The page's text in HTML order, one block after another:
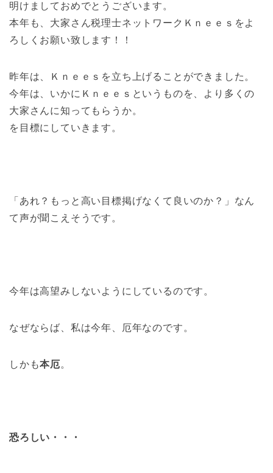
明けましておめでとうございます。
本年も、大家さん税理士ネットワークＫｎｅｅｓをよ
ろしくお願い致します！！
昨年は、Ｋｎｅｅｓを立ち上げることができました。
今年は、いかにＫｎｅｅｓというものを、より多くの
大家さんに知ってもらうか。
を目標にしていきます。
「あれ？もっと高い目標掲げなくて良いのか？」なん
て声が聞こえそうです。
今年は高望みしないようにしているのです。
なぜならば、私は今年、厄年なのです。
しかも本厄。
恐ろしい・・・